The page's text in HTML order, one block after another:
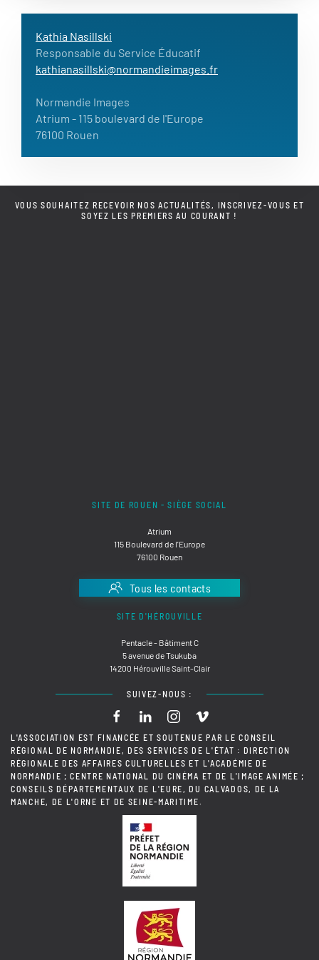
Kathia Nasillski
Responsable du Service Éducatif
kathianasillski@normandieimages.fr
Normandie Images
Atrium - 115 boulevard de l'Europe
76100 Rouen
VOUS SOUHAITEZ RECEVOIR NOS ACTUALITÉS, INSCRIVEZ-VOUS ET
SOYEZ LES PREMIERS AU COURANT !
SITE DE ROUEN - SIÈGE SOCIAL
Atrium
115 Boulevard de l'Europe
76100 Rouen
Tous les contacts
SITE D'HÉROUVILLE
Pentacle - Bâtiment C
5 avenue de Tsukuba
14200 Hérouville Saint-Clair
SUIVEZ-NOUS :
L'ASSOCIATION EST FINANCÉE ET SOUTENUE PAR LE CONSEIL
RÉGIONAL DE NORMANDIE, DES SERVICES DE L'ÉTAT : DIRECTION
RÉGIONALE DES AFFAIRES CULTURELLES ET L'ACADÉMIE DE
NORMANDIE ; CENTRE NATIONAL DU CINÉMA ET DE L'IMAGE ANIMÉE ;
CONSEILS DÉPARTEMENTAUX DE L'EURE, DU CALVADOS, DE LA
MANCHE, DE L'ORNE ET DE SEINE-MARITIME.